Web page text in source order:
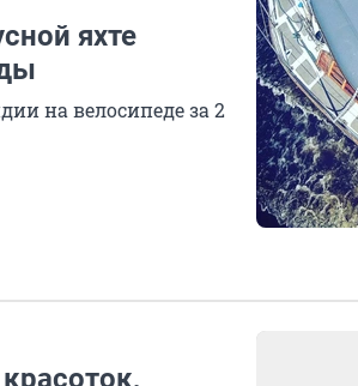
яхте
на велосипеде за 2